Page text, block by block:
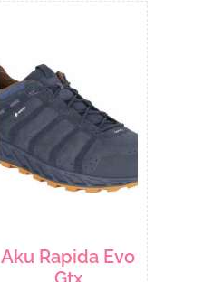
Aku Rapida Evo